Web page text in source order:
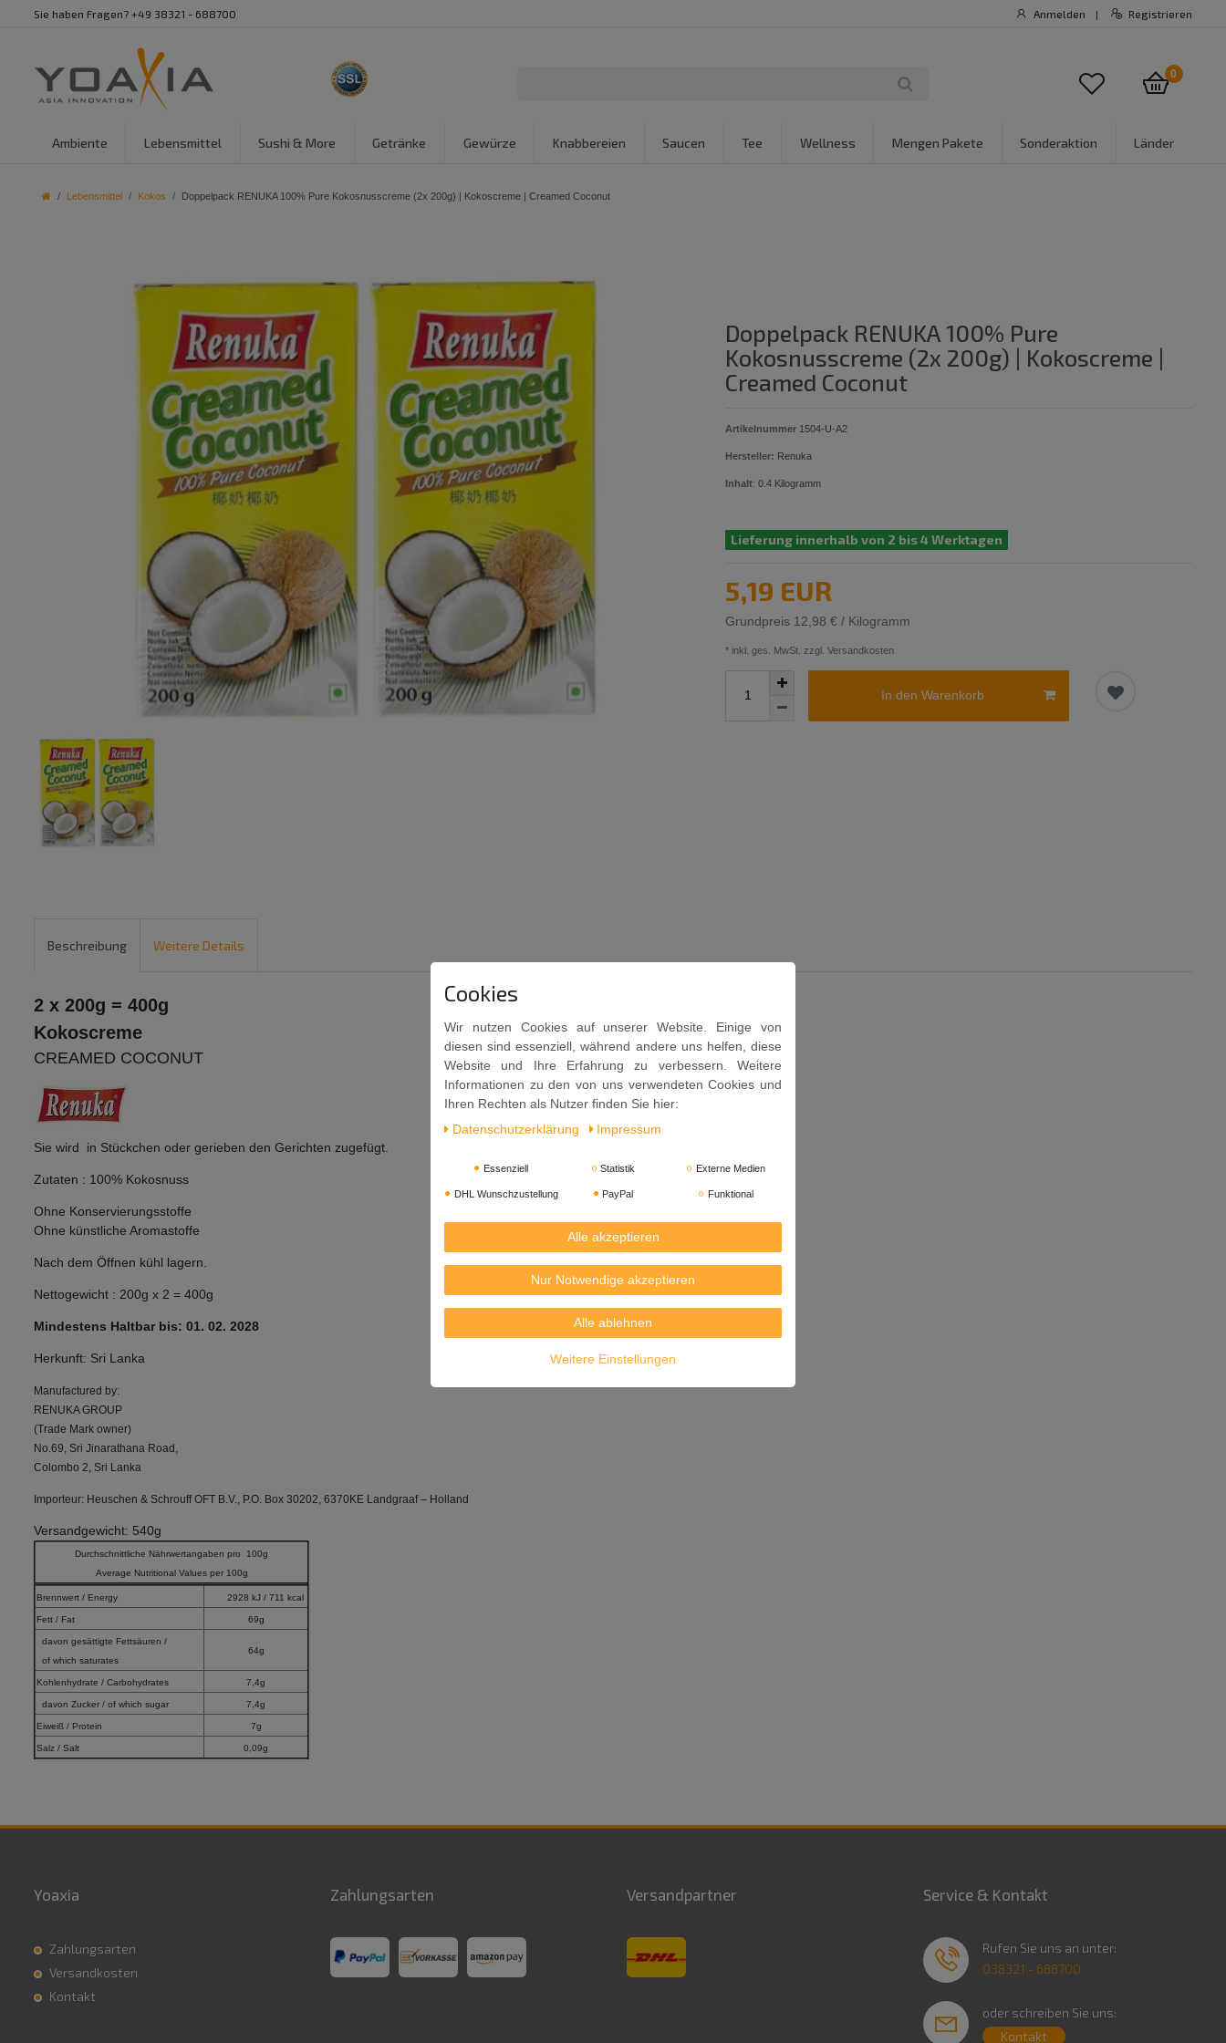
Sie haben Fragen? +49 38321 - 688700 Anmelden | Registrieren
0
Ambiente Lebensmittel Sushi & More Getränke Gewürze Knabbereien Saucen Tee Wellness Mengen Pakete Sonderaktion Länder
Lebensmittel Kokos Doppelpack RENUKA 100% Pure Kokosnusscreme (2x 200g) | Kokoscreme | Creamed Coconut
Doppelpack RENUKA 100% Pure
Kokosnusscreme (2x 200g) | Kokoscreme |
Creamed Coconut
Artikelnummer 1504-U-A2
Hersteller: Renuka
Inhalt:0.4 Kilogramm
Lieferung innerhalb von 2 bis 4 Werktagen
5,19 EUR
Grundpreis 12,98 € / Kilogramm
* inkl. ges. MwSt. zzgl. Versandkosten
In den Warenkorb
Beschreibung Weitere Details
2 x 200g = 400g
Kokoscreme
CREAMED COCONUT
Sie wird in Stückchen oder gerieben den Gerichten zugefügt.
Zutaten : 100% Kokosnuss
Ohne Konservierungsstoffe
Ohne künstliche Aromastoffe
Nach dem Öffnen kühl lagern.
Nettogewicht : 200g x 2 = 400g
Mindestens Haltbar bis: 01. 02. 2028
Herkunft: Sri Lanka
Manufactured by:
RENUKA GROUP
(Trade Mark owner)
No.69, Sri Jinarathana Road,
Colombo 2, Sri Lanka
Importeur: Heuschen & Schrouff OFT B.V., P.O. Box 30202, 6370KE Landgraaf – Holland
Versandgewicht: 540g
Durchschnittliche Nährwertangaben pro 100g
Average Nutritional Values per 100g
Brennwert / Energy 2928 kJ / 711 kcal
Fett / Fat 69g
davon gesättigte Fettsäuren /
of which saturates
64g
Kohlenhydrate / Carbohydrates 7,4g
davon Zucker / of which sugar 7,4g
Eiweiß / Protein 7g
Salz / Salt 0,09g
Yoaxia
Zahlungsarten
Versandkosten
Kontakt
Zahlungsarten Versandpartner Service & Kontakt
Rufen Sie uns an unter:
038321 - 688700
oder schreiben Sie uns:
Kontakt
Cookies
Wir nutzen Cookies auf unserer Website. Einige von
diesen sind essenziell, während andere uns helfen, diese
Website und Ihre Erfahrung zu verbessern. Weitere
Informationen zu den von uns verwendeten Cookies und
Ihren Rechten als Nutzer finden Sie hier:
Daten­schutz­erklärung
Impressum
Essenziell Statistik Externe Medien
DHL Wunschzustellung PayPal Funktional
Alle akzeptieren
Nur Notwendige akzeptieren
Alle ablehnen
Weitere Einstellungen